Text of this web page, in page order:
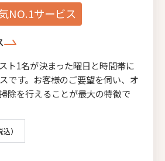
NO.1サービス
ト1名が決まった曜日と時間帯に
です。お客様のご要望を伺い、オ
除を行えることが最大の特徴で
）